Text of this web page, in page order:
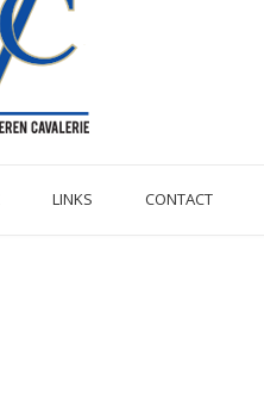
LINKS CONTACT